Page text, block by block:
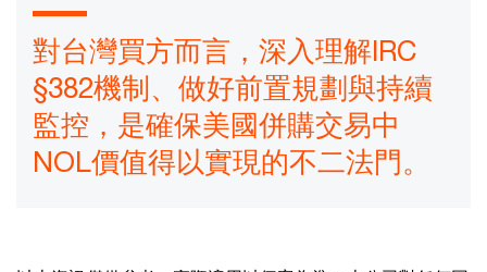
對台灣買方而言，深入理解IRC
§382機制、做好前置規劃與持續
監控，是確保美國併購交易中
NOL價值得以實現的不二法門。